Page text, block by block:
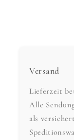
Versand
Lieferzeit
Alle
als